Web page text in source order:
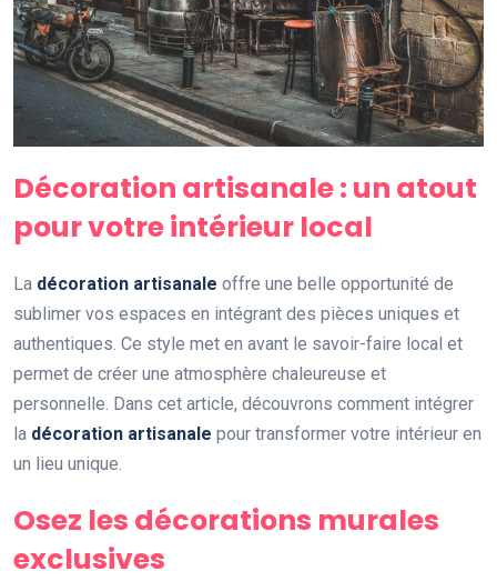
Décoration artisanale : un atout
pour votre intérieur local
La décoration artisanale offre une belle opportunité de
sublimer vos espaces en intégrant des pièces uniques et
authentiques. Ce style met en avant le savoir-faire local et
permet de créer une atmosphère chaleureuse et
personnelle. Dans cet article, découvrons comment intégrer
la décoration artisanale pour transformer votre intérieur en
un lieu unique.
Osez les décorations murales
exclusives